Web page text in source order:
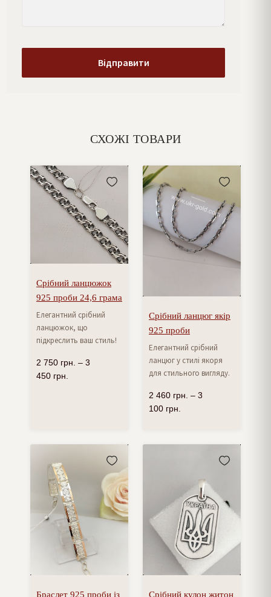
СХОЖІ ТОВАРИ
Срібний ланцюжок
925 проби 24,6 грама
Елегантний срібний
ланцюжок, що
підкреслить ваш стиль!
2 750 грн. – 3
450 грн.
Срібний ланцюг якір
925 проби
Елегантний срібний
ланцюг у стилі якоря
для стильного вигляду.
2 460 грн. – 3
100 грн.
Браслет 925 проби із
Срібний кулон житон